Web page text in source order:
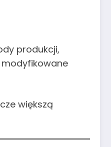
produkcji,
modyfikowane
większą